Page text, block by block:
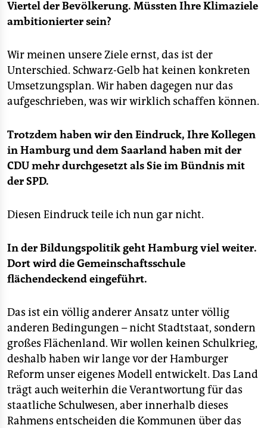
Viertel der Bevölkerung. Müssten Ihre Klimaziele
ambitionierter sein?
Wir meinen unsere Ziele ernst, das ist der
Unterschied. Schwarz-Gelb hat keinen konkreten
Umsetzungsplan. Wir haben dagegen nur das
aufgeschrieben, was wir wirklich schaffen können.
Trotzdem haben wir den Eindruck, Ihre Kollegen
in Hamburg und dem Saarland haben mit der
CDU mehr durchgesetzt als Sie im Bündnis mit
der SPD.
Diesen Eindruck teile ich nun gar nicht.
In der Bildungspolitik geht Hamburg viel weiter.
Dort wird die Gemeinschaftsschule
flächendeckend eingeführt.
Das ist ein völlig anderer Ansatz unter völlig
anderen Bedingungen – nicht Stadtstaat, sondern
großes Flächenland. Wir wollen keinen Schulkrieg,
deshalb haben wir lange vor der Hamburger
Reform unser eigenes Modell entwickelt. Das Land
trägt auch weiterhin die Verantwortung für das
staatliche Schulwesen, aber innerhalb dieses
Rahmens entscheiden die Kommunen über das